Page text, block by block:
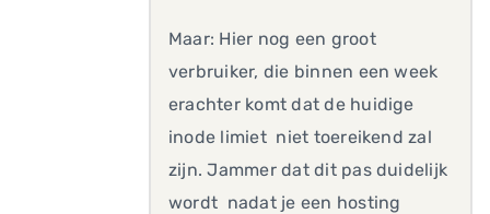
Maar: Hier nog een groot
verbruiker, die binnen een week
erachter komt dat de huidige
inode limiet niet toereikend zal
zijn. Jammer dat dit pas duidelijk
wordt nadat je een hosting